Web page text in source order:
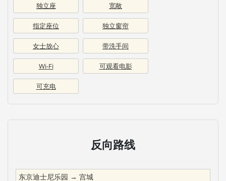
独立座 宽敞
指定座位 独立窗帘
女士放心 带洗手间
Wi-Fi 可观看电影
可充电
反向路线
东京迪士尼乐园 → 宫城